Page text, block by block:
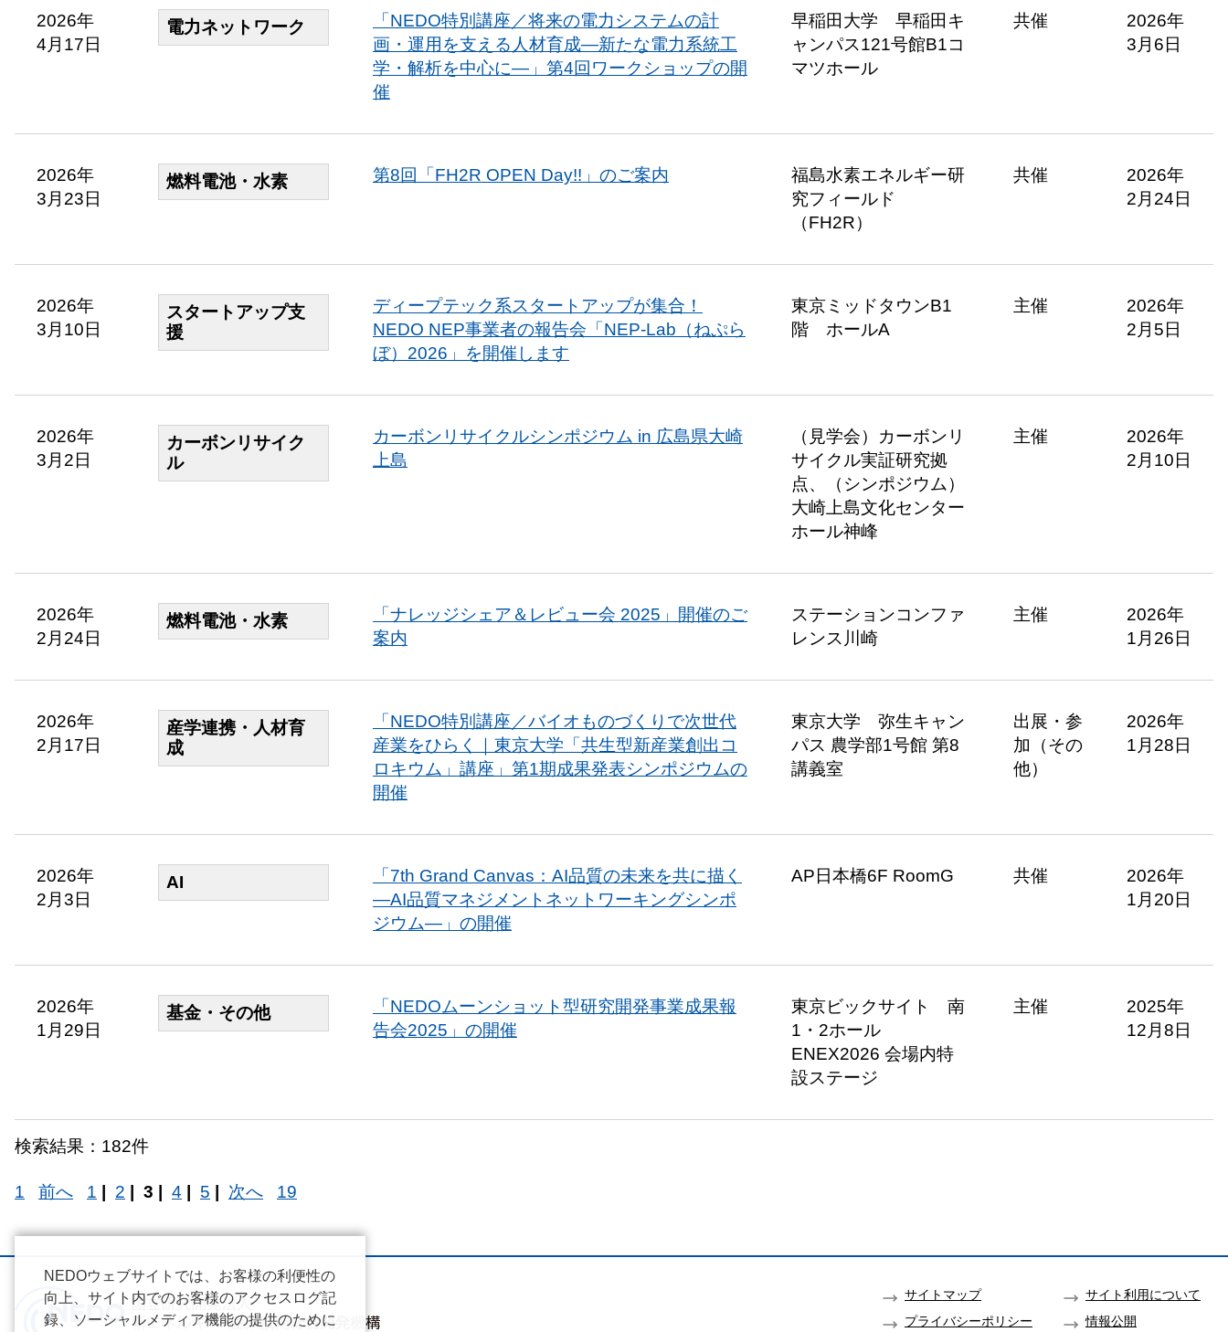
2026年
4月17日
電力ネットワーク
「NEDO特別講座／将来の電力システムの計
画・運用を支える人材育成―新たな電力系統工
学・解析を中心に―」第4回ワークショップの開
催
早稲田大学 早稲田キ
ャンパス121号館B1コ
マツホール
共催
2026年
3月6日
2026年
3月23日
燃料電池・水素 第8回「FH2R OPEN Day!!」のご案内
福島水素エネルギー研
究フィールド
（FH2R）
共催
2026年
2月24日
2026年
3月10日
スタートアップ支
援
ディープテック系スタートアップが集合！
NEDO NEP事業者の報告会「NEP-Lab（ねぷら
ぼ）2026」を開催します
東京ミッドタウンB1
階 ホールA
主催
2026年
2月5日
2026年
3月2日
カーボンリサイク
ル​
カーボンリサイクルシンポジウム in 広島県大崎
上島
（見学会）カーボンリ
サイクル実証研究拠
点、（シンポジウム）
大崎上島文化センター
ホール神峰
主催
2026年
2月10日
2026年
2月24日
燃料電池・水素
「ナレッジシェア＆レビュー会 2025」開催のご
案内
ステーションコンファ
レンス川崎
主催
2026年
1月26日
2026年
2月17日
産学連携・人材育
成
「NEDO特別講座／バイオものづくりで次世代
産業をひらく｜東京大学「共生型新産業創出コ
ロキウム」講座」第1期成果発表シンポジウムの
開催
東京大学 弥生キャン
パス 農学部1号館 第8
講義室
出展・参
加（その
他）
2026年
1月28日
2026年
2月3日
AI
「7th Grand Canvas：AI品質の未来を共に描く
―AI品質マネジメントネットワーキングシンポ
ジウム―」の開催
AP日本橋6F RoomG 共催
2026年
1月20日
2026年
1月29日
基金・その他
「NEDOムーンショット型研究開発事業成果報
告会2025」の開催
東京ビックサイト 南
1・2ホール
ENEX2026 会場内特
設ステージ
主催
2025年
12月8日
検索結果：182件
1 前へ 1 2 3 | 4 5 次へ 19
サイトマップ
サイト利用について
プライバシーポリシー
情報公開
NEDOウェブサイトでは、お客様の利便性の
向上、サイト内でのお客様のアクセスログ記
録、ソーシャルメディア機能の提供のために